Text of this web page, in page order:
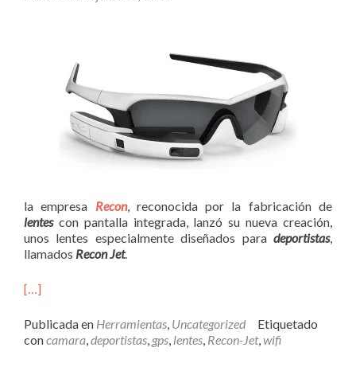
la empresa Recon, reconocida por la fabricación de
lentescon pantalla integrada, lanzó su nueva creación,
unos lentes especialmente diseñados paradeportistas,
llamados Recon Jet.
[…]
Publicada en Herramientas, Uncategorized
Etiquetado
concamara,deportistas, gps, lentes, Recon-Jet,wifi